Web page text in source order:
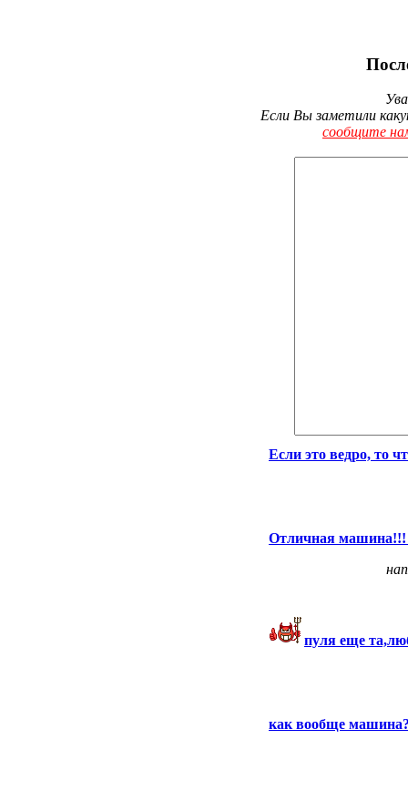
Если Вы заметили
сообщите
Если это ведро, то
Отличная машина!!!
пуля еще
как вообще